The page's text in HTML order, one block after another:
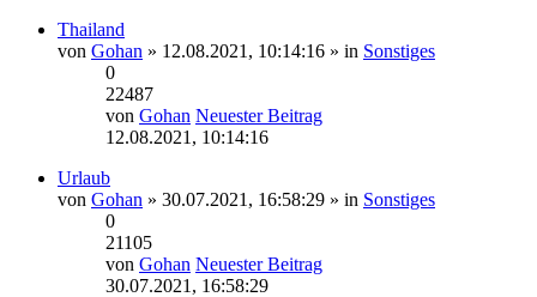
Thailand
von Gohan » 12.08.2021, 10:14:16 » in Sonstiges
0
22487
von Gohan Neuester Beitrag
12.08.2021, 10:14:16
Urlaub
von Gohan » 30.07.2021, 16:58:29 » in Sonstiges
0
21105
von Gohan Neuester Beitrag
30.07.2021, 16:58:29